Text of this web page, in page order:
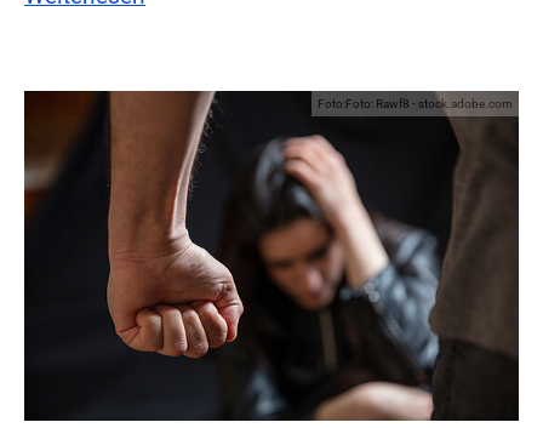
Foto:Foto: Rawf8 - stock.adobe.com